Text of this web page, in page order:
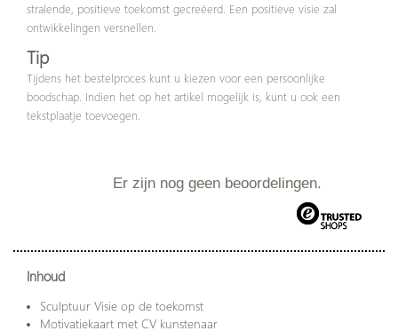
stralende, positieve toekomst gecreëerd. Een positieve visie zal
ontwikkelingen versnellen.
Tip
Tijdens het bestelproces kunt u kiezen voor een persoonlijke
boodschap. Indien het op het artikel mogelijk is, kunt u ook een
tekstplaatje toevoegen.
Er zijn nog geen beoordelingen.
Inhoud
Sculptuur Visie op de toekomst
Motivatiekaart met CV kunstenaar